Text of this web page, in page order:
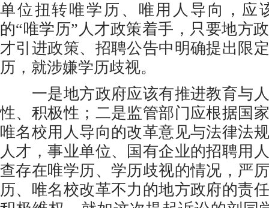
单位扭转唯学历、唯用人导向，应
的“唯学历”人才政策着手，只要地方
才引进政策、招聘公告中明确提出限
历，就涉嫌学历歧视。
一是地方政府应该有推进教育与人
性、积极性；二是监管部门应根据国
唯名校用人导向的改革意见与法律法
人才，事业单位、国有企业的招聘用
查存在唯学历、学历歧视的情况，严
历、唯名校改革不力的地方政府的责